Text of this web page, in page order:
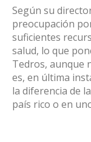
Según su
preocupación
suficientes
salud, lo que
Tedros, aunque
es, en última
la diferencia de
país rico o en